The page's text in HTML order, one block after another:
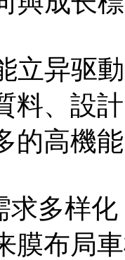
立异驱
料、設
的高機
求多样
膜布局